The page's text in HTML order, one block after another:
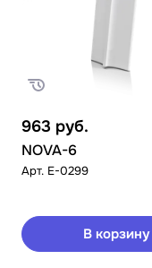
963 руб.
NOVA-6
Арт. E-0299
В корзину